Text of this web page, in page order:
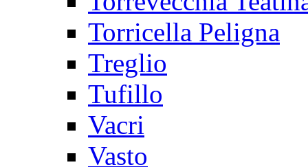
Torricella Peligna
Treglio
Tufillo
Vacri
Vasto